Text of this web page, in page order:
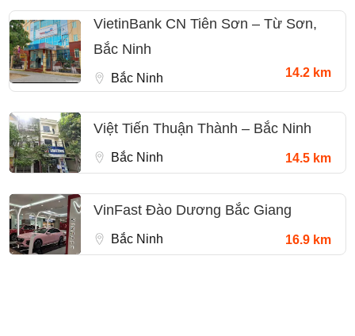
VietinBank CN Tiên Sơn – Từ Sơn,
Bắc Ninh
Bắc Ninh 14.2 km
Việt Tiến Thuận Thành – Bắc Ninh
Bắc Ninh 14.5 km
VinFast Đào Dương Bắc Giang
Bắc Ninh 16.9 km